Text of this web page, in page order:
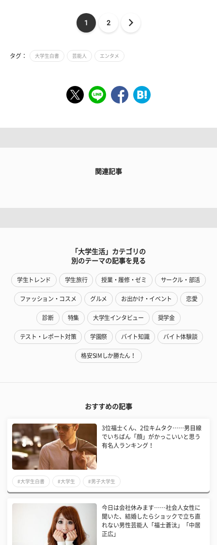
1 2
タグ： 大学生白書 芸能人 エンタメ
関連記事
「大学生活」カテゴリの
別のテーマの記事を見る
学生トレンド 学生旅行 授業・履修・ゼミ サークル・部活
ファッション・コスメ グルメ お出かけ・イベント 恋愛
診断 特集 大学生インタビュー 奨学金
テスト・レポート対策 学園祭 バイト知識 バイト体験談
格安SIMしか勝たん！
おすすめの記事
3位福士くん、2位キムタク……男目線
でいちばん「顔」がかっこいいと思う
有名人ランキング！
#大学生白書 #大学生 #男子大学生
今日は会社休みます……社会人女性に
聞いた、結婚したらショックで立ち直
れない男性芸能人「福士蒼汰」「中居
正広」